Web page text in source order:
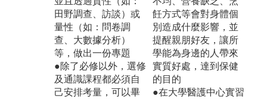
田野調查、訪談）或
量性（如：問卷調
查、大數據分析）
等，做出一份專題
●除了必修以外，選修
及通識課程都必須自
己安排考量，可以畢
飪方式等會對身體個
別造成什麼影響，並
提醒親朋好友，讓所
學能為身邊的人帶來
實質好處，達到保健
的目的
●在大學醫護中心實習